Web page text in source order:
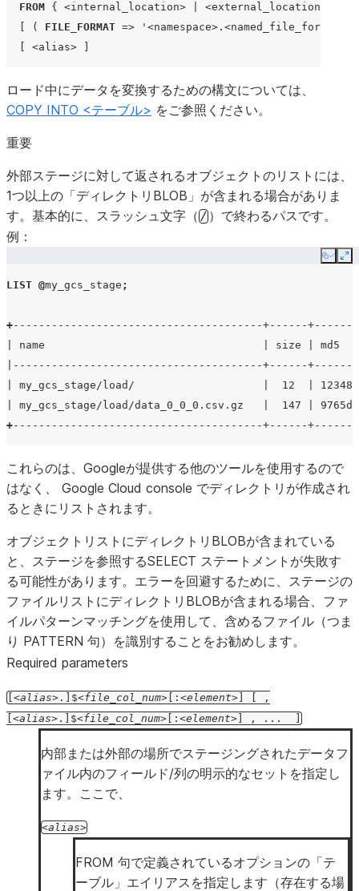
FROM { <internal_location> <external_location>
( FILE_FORMAT => '<namespace>.<named_file_format>'
<alias>
ロード中にデータを変換するための構文については、
COPY INTO <テーブル> をご参照ください。
重要
外部ステージに対して返されるオブジェクトのリストには、
1つ以上の「ディレクトリBLOB」が含まれる場合がありま
す。基本的に、スラッシュ文字（/）で終わるパスです。
例：
Copy
LIST @my_gcs_stage ;
+---------------------------------------+------
| name                                  | size |
|---------------------------------------+------
| my_gcs_stage/load/                    |  12  |
| my_gcs_stage/load/data_0_0_0.csv.gz   |  147 |
+---------------------------------------+------
これらのは、Googleが提供する他のツールを使用するので
はなく、 Google Cloud console でディレクトリが作成され
るときにリストされます。
オブジェクトリストにディレクトリBLOBが含まれている
と、ステージを参照するSELECT ステートメントが失敗す
る可能性があります。エラーを回避するために、ステージの
ファイルリストにディレクトリBLOBが含まれる場合、ファ
イルパターンマッチングを使用して、含めるファイル（つま
り PATTERN 句）を識別することをお勧めします。
Required parameters
alias .]$ file_col_num [: element
,
alias .]$ file_col_num [: element , ...
内部または外部の場所でステージングされたデータフ
ァイル内のフィールド/列の明示的なセットを指定し
ます。ここで、
alias
FROM 句で定義されているオプションの「テ
ーブル」エイリアスを指定します（存在する場